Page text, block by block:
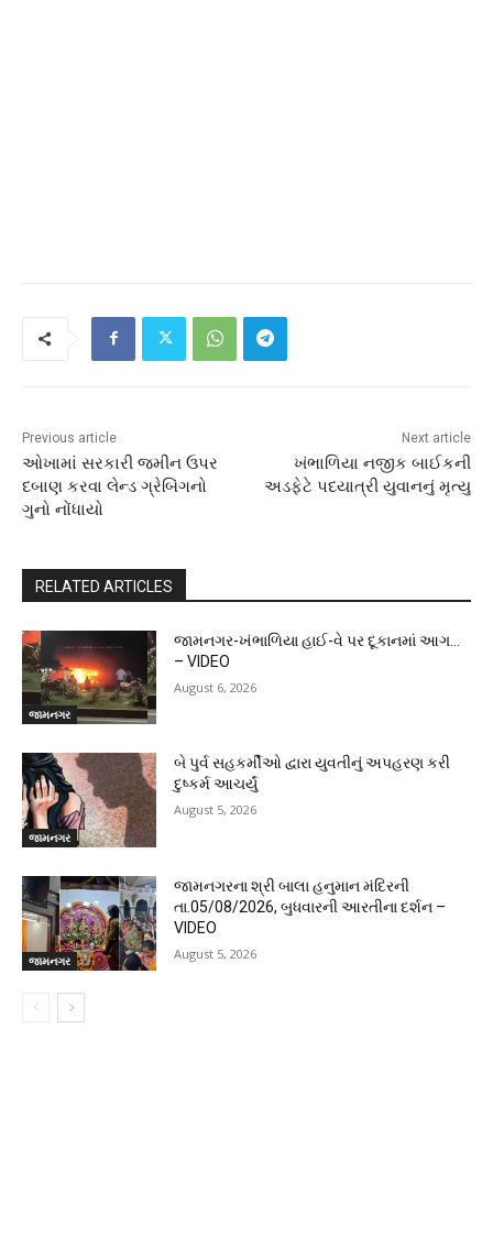
Previous article
ઓખામાં સરકારી જમીન ઉપર
દબાણ કરવા લેન્ડ ગ્રેબિંગનો
ગુનો નોંધાયો
Next article
ખંભાળિયા નજીક બાઈકની
અડફેટે પદયાત્રી યુવાનનું મૃત્યુ
RELATED ARTICLES
જામનગર
જામનગર-ખંભાળિયા હાઈ-વે પર દૂકાનમાં આગ…
– VIDEO
August 6, 2026
જામનગર
બે પુર્વ સહકર્મીઓ દ્વારા યુવતીનું અપહરણ કરી
દુષ્કર્મ આચર્યું
August 5, 2026
જામનગર
જામનગરના શ્રી બાલા હનુમાન મંદિરની
તા.05/08/2026, બુધવારની આરતીના દર્શન –
VIDEO
August 5, 2026